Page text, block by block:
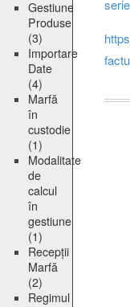
Gestiune
Produse
(3)
Importare
Date
(4)
Marfă
în
custodie
(1)
Modalitate
de
calcul
în
gestiune
(1)
Recepții
Marfă
(2)
Regimul